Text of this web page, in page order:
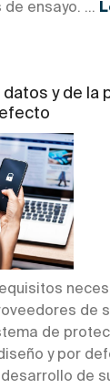
ensayo. ...
y de la
de
de
y por
de